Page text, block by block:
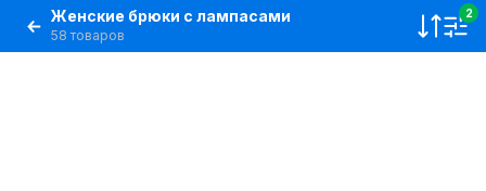
Женские брюки с лампасами
58 товаров
2